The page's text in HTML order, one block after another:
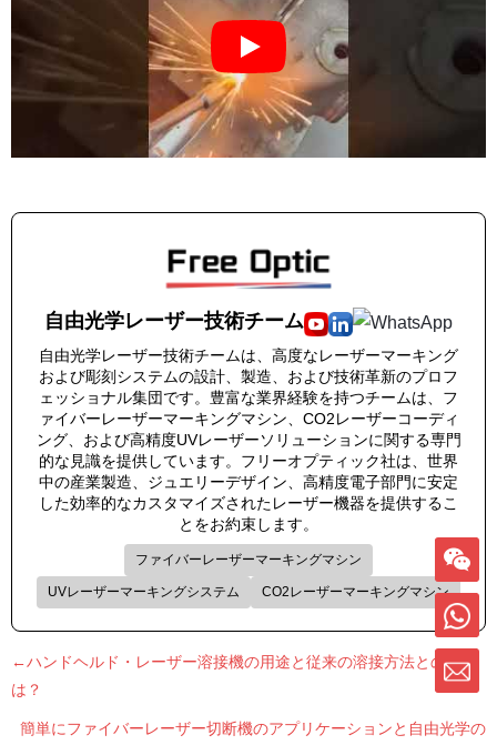
自由光学レーザー技術チーム
自由光学レーザー技術チームは、高度なレーザーマーキング
および彫刻システムの設計、製造、および技術革新のプロフ
ェッショナル集団です。豊富な業界経験を持つチームは、フ
ァイバーレーザーマーキングマシン、CO2レーザーコーディ
ング、および高精度UVレーザーソリューションに関する専門
的な見識を提供しています。フリーオプティック社は、世界
中の産業製造、ジュエリーデザイン、高精度電子部門に安定
した効率的なカスタマイズされたレーザー機器を提供するこ
とをお約束します。
ファイバーレーザーマーキングマシン
UVレーザーマーキングシステム CO2レーザーマーキングマシン
←ハンドヘルド・レーザー溶接機の用途と従来の溶接方法との比較
は？
簡単にファイバーレーザー切断機のアプリケーションと自由光学の